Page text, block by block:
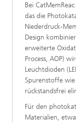
Bei
das die
Niederdruck-
Design
erweiterte
Process, AOP)
Leuchtdioden
Spurenstoffe
rückstandsfrei
Für den
Materialien,